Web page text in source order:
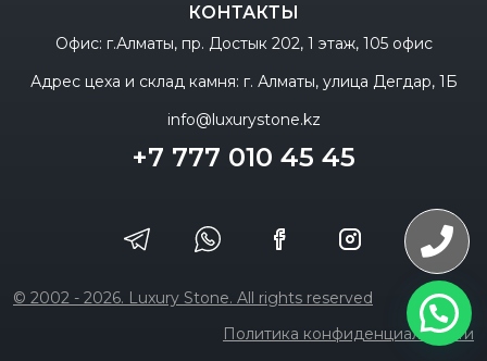
КОНТАКТЫ
Офис: г.Алматы, пр. Достык 202, 1 этаж, 105 офис
Адрес цеха и склад камня: г. Алматы, улица Дегдар, 1Б
info@luxurystone.kz
+7 777 010 45 45
© 2002 - 2026. Luxury Stone. All rights reserved
Политика конфиденциальности